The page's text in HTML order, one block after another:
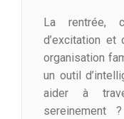
La rentrée,
d’excitation
organisation
un outil
aider à
sereinement